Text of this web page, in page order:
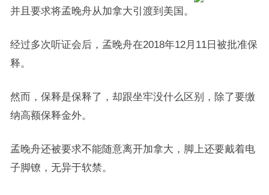
并且要求将孟晚舟从加拿大引渡到美国。
经过多次听证会后，孟晚舟在2018年12月11日被批准保
释。
然而，保释是保释了，却跟坐牢没什么区别，除了要缴
纳高额保释金外。
孟晚舟还被要求不能随意离开加拿大，脚上还要戴着电
子脚镣，无异于软禁。